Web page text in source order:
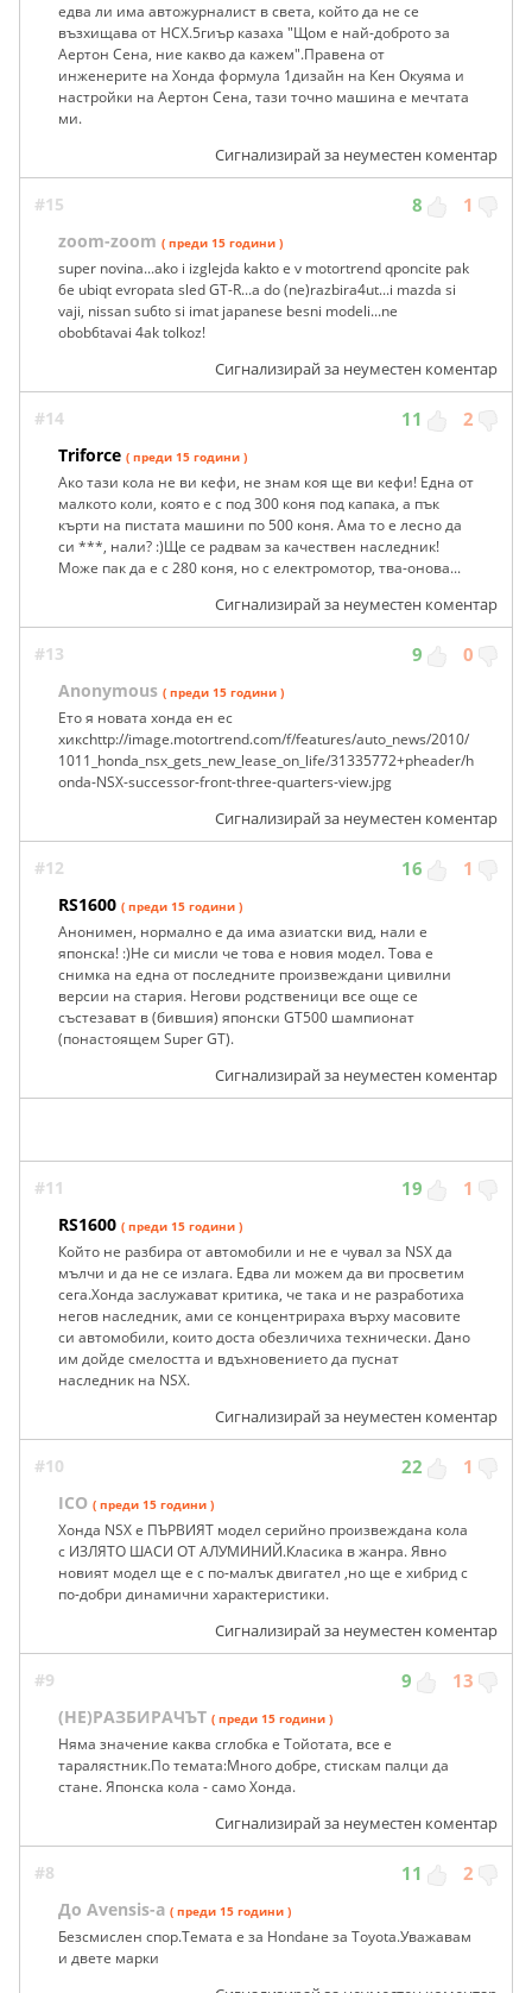
едва ли има автожурналист в света, който да не се
възхищава от НСХ.5гиър казаха "Щом е най-доброто за
Аертон Сена, ние какво да кажем".Правена от
инженерите на Хонда формула 1дизайн на Кен Окуяма и
настройки на Аертон Сена, тази точно машина е мечтата
ми.
Сигнализирай за неуместен коментар
#15 8 1
zoom-zoom ( преди 15 години )
super novina...ako i izglejda kakto e v motortrend qponcite pak
6e ubiqt evropata sled GT-R...a do (ne)razbira4ut...i mazda si
vaji, nissan su6to si imat japanese besni modeli...ne
obob6tavai 4ak tolkoz!
Сигнализирай за неуместен коментар
#14 11 2
Triforce ( преди 15 години )
Ако тази кола не ви кефи, не знам коя ще ви кефи! Една от
малкото коли, която е с под 300 коня под капака, а пък
кърти на пистата машини по 500 коня. Ама то е лесно да
си ***, нали? :)Ще се радвам за качествен наследник!
Може пак да е с 280 коня, но с електромотор, тва-онова...
Сигнализирай за неуместен коментар
#13 9 0
Anonymous ( преди 15 години )
Ето я новата хонда ен ес
хиксhttp://image.motortrend.com/f/features/auto_news/2010/
1011_honda_nsx_gets_new_lease_on_life/31335772+pheader/h
onda-NSX-successor-front-three-quarters-view.jpg
Сигнализирай за неуместен коментар
#12 16 1
RS1600 ( преди 15 години )
Анонимен, нормално е да има азиатски вид, нали е
японска! :)Не си мисли че това е новия модел. Това е
снимка на една от последните произвеждани цивилни
версии на стария. Негови родственици все още се
състезават в (бившия) японски GT500 шампионат
(понастоящем Super GT).
Сигнализирай за неуместен коментар
#11 19 1
RS1600 ( преди 15 години )
Който не разбира от автомобили и не е чувал за NSX да
мълчи и да не се излага. Едва ли можем да ви просветим
сега.Хонда заслужават критика, че така и не разработиха
негов наследник, ами се концентрираха върху масовите
си автомобили, които доста обезличиха технически. Дано
им дойде смелостта и вдъхновението да пуснат
наследник на NSX.
Сигнализирай за неуместен коментар
#10 22 1
ICO ( преди 15 години )
Хонда NSX e ПЪРВИЯТ модел серийно произвеждана кола
с ИЗЛЯТО ШАСИ ОТ АЛУМИНИЙ.Класика в жанра. Явно
новият модел ще е с по-малък двигател ,но ще е хибрид с
по-добри динамични характеристики.
Сигнализирай за неуместен коментар
#9 9 13
(НЕ)РАЗБИРАЧЪТ ( преди 15 години )
Няма значение каква сглобка е Тойотата, все е
таралястник.По темата:Много добре, стискам палци да
стане. Японска кола - само Хонда.
Сигнализирай за неуместен коментар
#8 11 2
До Avensis-a ( преди 15 години )
Безсмислен спор.Темата е за Hondaне за Toyota.Уважавам
и двете марки